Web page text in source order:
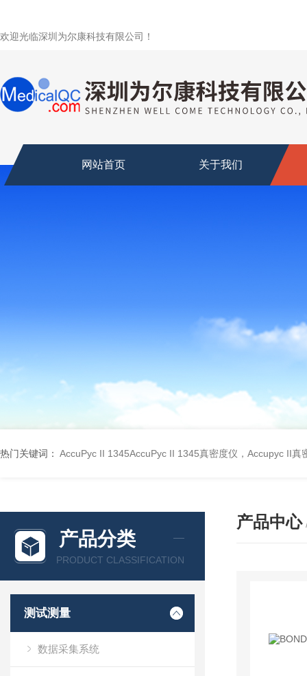
欢迎光临深圳为尔康科技有限公司！
网站首页 关于我们
热门关键词： AccuPyc II 1345AccuPyc II 1345真密度仪，Accupyc II真
产品分类
PRODUCT CLASSIFICATION
测试测量
数据采集系统
产品中心